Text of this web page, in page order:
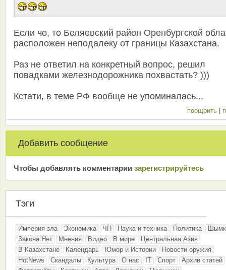
Если чо, то Беляевский район Оренбургской
расположен неподалеку от границы Казахстана.
Раз не ответил на конкретный вопрос, решил
повадками железнодорожника похвастать? )))
Кстати, в теме РФ вообще не упоминалась...
поощрить
Добавить сообщение
Чтобы добавлять комментарии зарeгиcтрирyйтeсь
Тэги
Империя зла Экономика ЧП Наука и техника Политика
Закона.Нет
Мнения Видео В мире
Центральная Азия
В Казахстане
Календарь Юмор и Истории
Новости оружия
HotNews
Скандалы Культура О нас IT Спорт
Архив статей